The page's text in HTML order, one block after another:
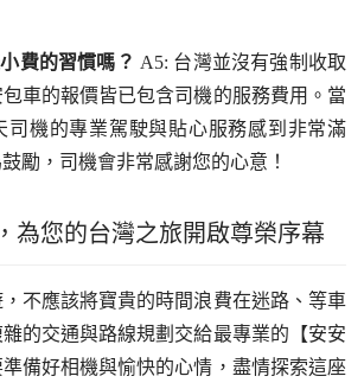
費的習慣嗎？ A5: 台灣並沒有強制收取
車的報價皆已包含司機的服務費用。當
司機的專業駕駛與貼心服務感到非常滿
勵，司機會非常感謝您的心意！
為您的台灣之旅開啟尊榮序幕
不應該將寶貴的時間浪費在迷路、等車
的交通與路線規劃交給最專業的【安安
備好相機與愉快的心情，盡情探索這座